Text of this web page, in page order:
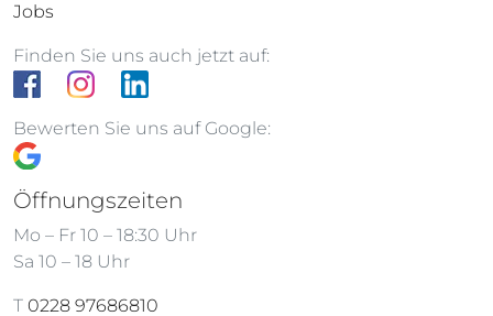
Jobs
Finden Sie uns auch jetzt auf:
Bewerten Sie uns auf Google:
Öffnungszeiten
Mo – Fr 10 – 18:30 Uhr
Sa 10 – 18 Uhr
T 0228 97686810